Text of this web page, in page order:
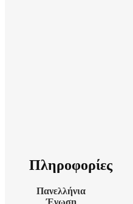
Πληροφορίες
Πανελλήνια
Ένωση